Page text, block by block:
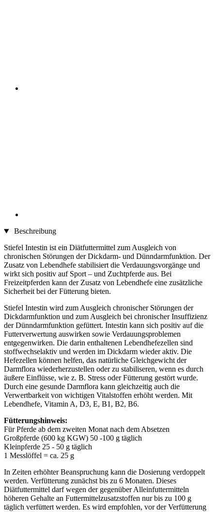
Beschreibung
Stiefel Intestin ist ein Diätfuttermittel zum Ausgleich von
chronischen Störungen der Dickdarm- und Dünndarmfunktion. Der
Zusatz von Lebendhefe stabilisiert die Verdauungsvorgänge und
wirkt sich positiv auf Sport – und Zuchtpferde aus. Bei
Freizeitpferden kann der Zusatz von Lebendhefe eine zusätzliche
Sicherheit bei der Fütterung bieten.
Stiefel Intestin wird zum Ausgleich chronischer Störungen der
Dickdarmfunktion und zum Ausgleich bei chronischer Insuffizienz
der Dünndarmfunktion gefüttert. Intestin kann sich positiv auf die
Futterverwertung auswirken sowie Verdauungsproblemen
entgegenwirken. Die darin enthaltenen Lebendhefezellen sind
stoffwechselaktiv und werden im Dickdarm wieder aktiv. Die
Hefezellen können helfen, das natürliche Gleichgewicht der
Darmflora wiederherzustellen oder zu stabiliseren, wenn es durch
äußere Einflüsse, wie z. B. Stress oder Fütterung gestört wurde.
Durch eine gesunde Darmflora kann gleichzeitig auch die
Verwertbarkeit von wichtigen Vitalstoffen erhöht werden. Mit
Lebendhefe, Vitamin A, D3, E, B1, B2, B6.
Fütterungshinweis:
Für Pferde ab dem zweiten Monat nach dem Absetzen
Großpferde (600 kg KGW) 50 -100 g täglich
Kleinpferde 25 - 50 g täglich
1 Messlöffel = ca. 25 g
In Zeiten erhöhter Beanspruchung kann die Dosierung verdoppelt
werden. Verfütterung zunächst bis zu 6 Monaten. Dieses
Diätfuttermittel darf wegen der gegenüber Alleinfuttermitteln
höheren Gehalte an Futtermittelzusatzstoffen nur bis zu 100 g
täglich verfüttert werden. Es wird empfohlen, vor der Verfütterung